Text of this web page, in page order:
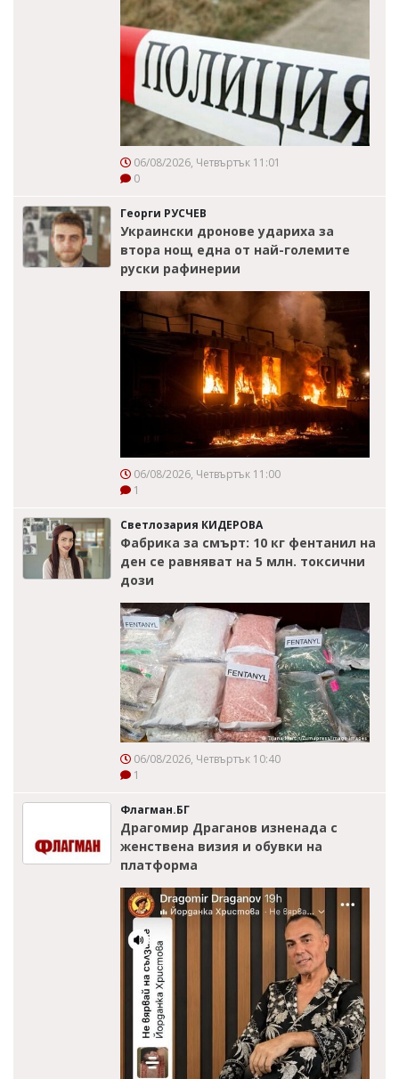
06/08/2026, Четвъртък 11:01
0
Георги РУСЧЕВ
Украински дронове удариха за
втора нощ една от най-големите
руски рафинерии
06/08/2026, Четвъртък 11:00
1
Светлозария КИДЕРОВА
Фабрика за смърт: 10 кг фентанил на
ден се равняват на 5 млн. токсични
дози
06/08/2026, Четвъртък 10:40
1
Флагман.БГ
Драгомир Драганов изненада с
женствена визия и обувки на
платформа